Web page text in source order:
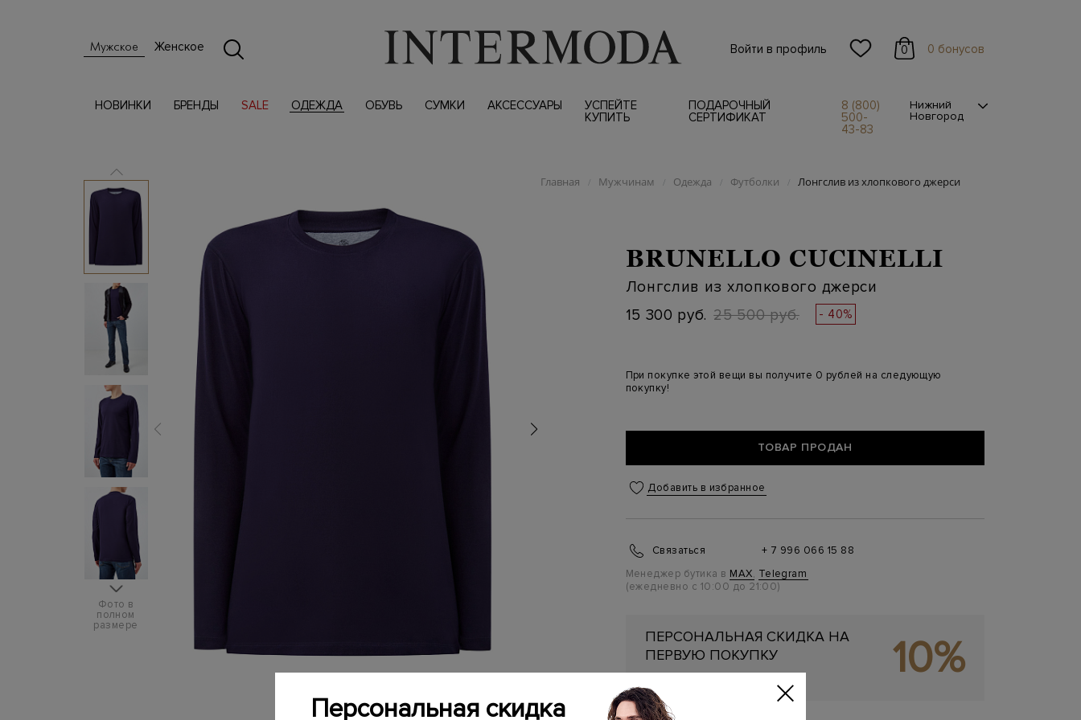
Мужское Женское Войти в профиль 0 0 бонусов
НОВИНКИ БРЕНДЫ SALE ОДЕЖДА ОБУВЬ СУМКИ АКСЕССУАРЫ
УСПЕЙТЕ
КУПИТЬ
ПОДАРОЧНЫЙ
СЕРТИФИКАТ
8 (800)
500-
43-83
Нижний
Новгород
Фото в
полном
размере
Главная / Мужчинам / Одежда / Футболки / Лонгслив из хлопкового джерси
BRUNELLO CUCINELLI
Лонгслив из хлопкового джерси
15 300 руб. 25 500 руб. - 40%
При покупке этой вещи вы получите 0 рублей на следующую
покупку!
ТОВАР ПРОДАН
Добавить в избранное
Связаться
+ 7 996 066 15 88
Менеджер бутика в MAX, Telegram
(ежедневно с 10:00 до 21:00)
ПЕРСОНАЛЬНАЯ СКИДКА НА
ПЕРВУЮ ПОКУПКУ
10%
Персональная скидка